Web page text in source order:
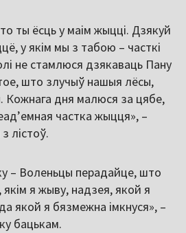
ты ёсць у маім жыцці. Дзякуй
у якім мы з табою – часткі
не стамлюся дзякаваць Пану
што злучыў нашыя лёсы,
дня малюся за цябе,
частка жыцця», –
лістоў.
– Воленьцы перадайце, што
я жыву, надзея, якой я
якой я бязмежна імкнуся», –
бацькам.